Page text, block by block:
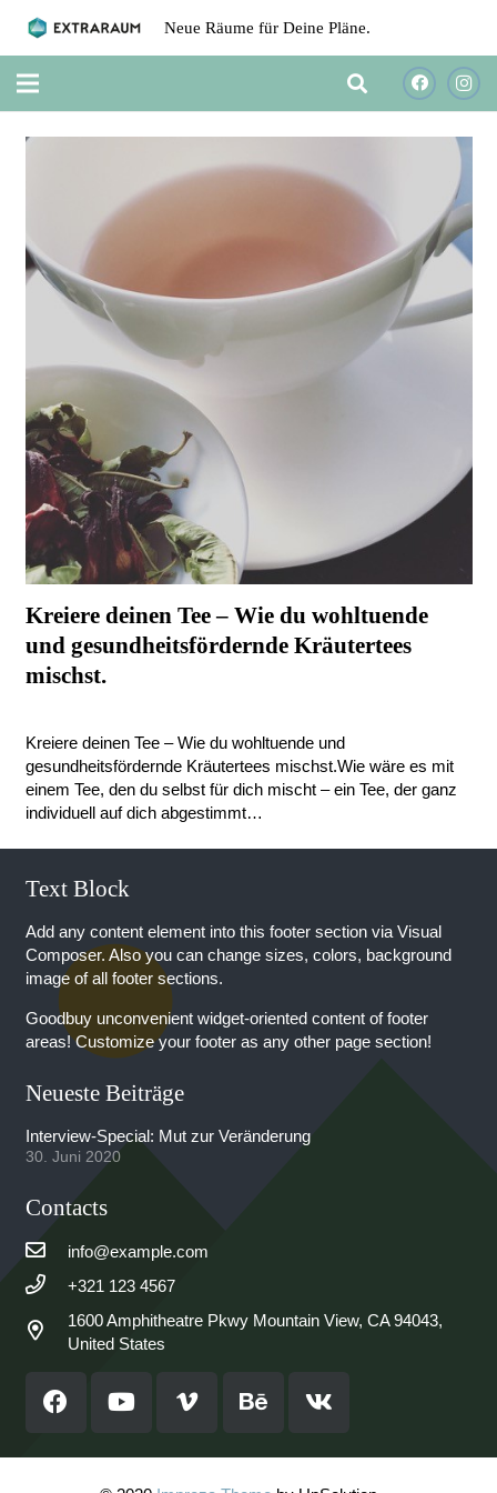
Neue Räume für Deine Pläne.
Kreiere deinen Tee – Wie du wohltuende
und gesundheitsfördernde Kräutertees
mischst.
Kreiere deinen Tee – Wie du wohltuende und
gesundheitsfördernde Kräutertees mischst.Wie wäre es mit
einem Tee, den du selbst für dich mischt – ein Tee, der ganz
individuell auf dich abgestimmt…
Text Block
Add any content element into this footer section via Visual
Composer. Also you can change sizes, colors, background
image of all footer sections.
Goodbuy unconvenient widget-oriented content of footer
areas! Customize your footer as any other page section!
Neueste Beiträge
Interview-Special: Mut zur Veränderung
30. Juni 2020
Contacts
info@example.com
+321 123 4567
1600 Amphitheatre Pkwy Mountain View, CA 94043,
United States